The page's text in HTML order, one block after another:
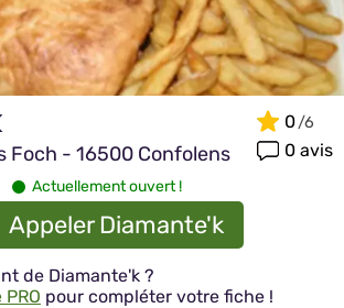
Foch - 16500 Confolens
0
0 avis
Actuellement ouvert !
Appeler Diamante'k
de Diamante'k ?
pour compléter votre fiche !